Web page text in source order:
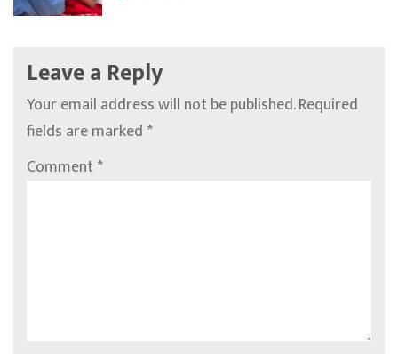
Leave a Reply
Your email address will not be published.Required
fields are marked*
Comment*